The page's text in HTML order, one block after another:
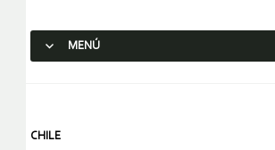
MENÚ
CHILE